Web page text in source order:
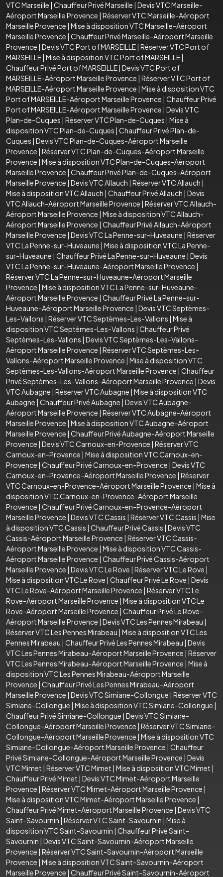
VTC Marseille | Chauffeur Privé Marseille | Devis VTC Marseille-
Aéroport Marseille Provence | Réserver VTC Marseille-Aéroport
Marseille Provence | Mise à disposition VTC Marseille-Aéroport
Marseille Provence | Chauffeur Privé Marseille-Aéroport Marseille
Provence | Devis VTC Port of MARSEILLE| Réserver VTC Port of
MARSEILLE| Mise à disposition VTC Port of MARSEILLE|
Chauffeur Privé Port of MARSEILLE| Devis VTC Port of
MARSEILLE-Aéroport Marseille Provence | Réserver VTC Port of
MARSEILLE-Aéroport Marseille Provence | Mise à disposition VTC
Port of MARSEILLE-Aéroport Marseille Provence | Chauffeur Privé
Port of MARSEILLE-Aéroport Marseille Provence | Devis VTC
Plan-de-Cuques | Réserver VTC Plan-de-Cuques | Mise à
disposition VTC Plan-de-Cuques | Chauffeur Privé Plan-de-
Cuques | Devis VTC Plan-de-Cuques-Aéroport Marseille
Provence | Réserver VTC Plan-de-Cuques-Aéroport Marseille
Provence | Mise à disposition VTC Plan-de-Cuques-Aéroport
Marseille Provence | Chauffeur Privé Plan-de-Cuques-Aéroport
Marseille Provence | Devis VTC Allauch | Réserver VTC Allauch |
Mise à disposition VTC Allauch | Chauffeur Privé Allauch | Devis
VTC Allauch-Aéroport Marseille Provence | Réserver VTC Allauch-
Aéroport Marseille Provence | Mise à disposition VTC Allauch-
Aéroport Marseille Provence | Chauffeur Privé Allauch-Aéroport
Marseille Provence | Devis VTC La Penne-sur-Huveaune | Réserver
VTC La Penne-sur-Huveaune | Mise à disposition VTC La Penne-
sur-Huveaune | Chauffeur Privé La Penne-sur-Huveaune | Devis
VTC La Penne-sur-Huveaune-Aéroport Marseille Provence |
Réserver VTC La Penne-sur-Huveaune-Aéroport Marseille
Provence | Mise à disposition VTC La Penne-sur-Huveaune-
Aéroport Marseille Provence | Chauffeur Privé La Penne-sur-
Huveaune-Aéroport Marseille Provence | Devis VTC Septèmes-
Les-Vallons | Réserver VTC Septèmes-Les-Vallons | Mise à
disposition VTC Septèmes-Les-Vallons | Chauffeur Privé
Septèmes-Les-Vallons | Devis VTC Septèmes-Les-Vallons-
Aéroport Marseille Provence | Réserver VTC Septèmes-Les-
Vallons-Aéroport Marseille Provence | Mise à disposition VTC
Septèmes-Les-Vallons-Aéroport Marseille Provence | Chauffeur
Privé Septèmes-Les-Vallons-Aéroport Marseille Provence | Devis
VTC Aubagne | Réserver VTC Aubagne | Mise à disposition VTC
Aubagne | Chauffeur Privé Aubagne | Devis VTC Aubagne-
Aéroport Marseille Provence | Réserver VTC Aubagne-Aéroport
Marseille Provence | Mise à disposition VTC Aubagne-Aéroport
Marseille Provence | Chauffeur Privé Aubagne-Aéroport Marseille
Provence | Devis VTC Carnoux-en-Provence | Réserver VTC
Carnoux-en-Provence | Mise à disposition VTC Carnoux-en-
Provence | Chauffeur Privé Carnoux-en-Provence | Devis VTC
Carnoux-en-Provence-Aéroport Marseille Provence | Réserver
VTC Carnoux-en-Provence-Aéroport Marseille Provence | Mise à
disposition VTC Carnoux-en-Provence-Aéroport Marseille
Provence | Chauffeur Privé Carnoux-en-Provence-Aéroport
Marseille Provence | Devis VTC Cassis | Réserver VTC Cassis | Mise
à disposition VTC Cassis | Chauffeur Privé Cassis | Devis VTC
Cassis-Aéroport Marseille Provence | Réserver VTC Cassis-
Aéroport Marseille Provence | Mise à disposition VTC Cassis-
Aéroport Marseille Provence | Chauffeur Privé Cassis-Aéroport
Marseille Provence | Devis VTC Le Rove | Réserver VTC Le Rove |
Mise à disposition VTC Le Rove | Chauffeur Privé Le Rove | Devis
VTC Le Rove-Aéroport Marseille Provence | Réserver VTC Le
Rove-Aéroport Marseille Provence | Mise à disposition VTC Le
Rove-Aéroport Marseille Provence | Chauffeur Privé Le Rove-
Aéroport Marseille Provence | Devis VTC Les Pennes Mirabeau |
Réserver VTC Les Pennes Mirabeau | Mise à disposition VTC Les
Pennes Mirabeau | Chauffeur Privé Les Pennes Mirabeau | Devis
VTC Les Pennes Mirabeau-Aéroport Marseille Provence | Réserver
VTC Les Pennes Mirabeau-Aéroport Marseille Provence | Mise à
disposition VTC Les Pennes Mirabeau-Aéroport Marseille
Provence | Chauffeur Privé Les Pennes Mirabeau-Aéroport
Marseille Provence | Devis VTC Simiane-Collongue | Réserver VTC
Simiane-Collongue | Mise à disposition VTC Simiane-Collongue |
Chauffeur Privé Simiane-Collongue | Devis VTC Simiane-
Collongue-Aéroport Marseille Provence | Réserver VTC Simiane-
Collongue-Aéroport Marseille Provence | Mise à disposition VTC
Simiane-Collongue-Aéroport Marseille Provence | Chauffeur
Privé Simiane-Collongue-Aéroport Marseille Provence | Devis
VTC Mimet | Réserver VTC Mimet | Mise à disposition VTC Mimet |
Chauffeur Privé Mimet | Devis VTC Mimet-Aéroport Marseille
Provence | Réserver VTC Mimet-Aéroport Marseille Provence |
Mise à disposition VTC Mimet-Aéroport Marseille Provence |
Chauffeur Privé Mimet-Aéroport Marseille Provence | Devis VTC
Saint-Savournin | Réserver VTC Saint-Savournin | Mise à
disposition VTC Saint-Savournin | Chauffeur Privé Saint-
Savournin | Devis VTC Saint-Savournin-Aéroport Marseille
Provence | Réserver VTC Saint-Savournin-Aéroport Marseille
Provence | Mise à disposition VTC Saint-Savournin-Aéroport
Marseille Provence | Chauffeur Privé Saint-Savournin-Aéroport